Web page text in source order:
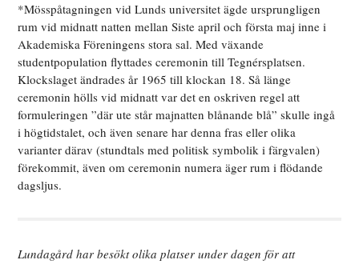
*Mösspåtagningen vid Lunds universitet ägde ursprungligen
rum vid midnatt natten mellan Siste april och första maj inne i
Akademiska Föreningens stora sal. Med växande
studentpopulation flyttades ceremonin till Tegnérsplatsen.
Klockslaget ändrades år 1965 till klockan 18. Så länge
ceremonin hölls vid midnatt var det en oskriven regel att
formuleringen ”där ute står majnatten blånande blå” skulle ingå
i högtidstalet, och även senare har denna fras eller olika
varianter därav (stundtals med politisk symbolik i färgvalen)
förekommit, även om ceremonin numera äger rum i flödande
dagsljus.
Lundagård har besökt olika platser under dagen för att